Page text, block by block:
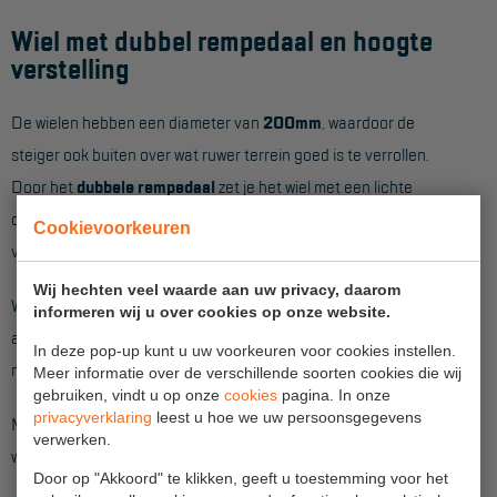
Cookievoorkeuren
Wij hechten veel waarde aan uw privacy, daarom
informeren wij u over cookies op onze website.
In deze pop-up kunt u uw voorkeuren voor cookies instellen.
Meer informatie over de verschillende soorten cookies die wij
gebruiken, vindt u op onze cookies pagina. In onze
privacyverklaring leest u hoe we uw persoonsgegevens
verwerken.
Door op "Akkoord" te klikken, geeft u toestemming voor het
OVER ONS
Vestigingen
Werken bij ons
Product video's
Blog
SUPPORT
Handleidingen
Wiel met dubbel rempedaal en hoogte
verstelling
De wielen hebben een diameter van 200mm , waardoor de
steiger ook buiten over wat ruwer terrein goed is te verrollen.
Door het dubbele rempedaalzet je het wiel met een lichte
druk van je voet eenvoudig op de rem en als je de steiger wilt
verplaatsen ontgrendel je de rem weer net zo makkelijk.
Wanneer je het wiel op de rem zet, plaatst deze zichzelf
automatisch recht onder de staander. Hierdoor hoef je nooit
meer na te denken over de juiste stand van het zwenkwiel.
Met de wartel, die op de wielstaander zit, is de steiger ook
weer snel op de goede hoogte te stellen.